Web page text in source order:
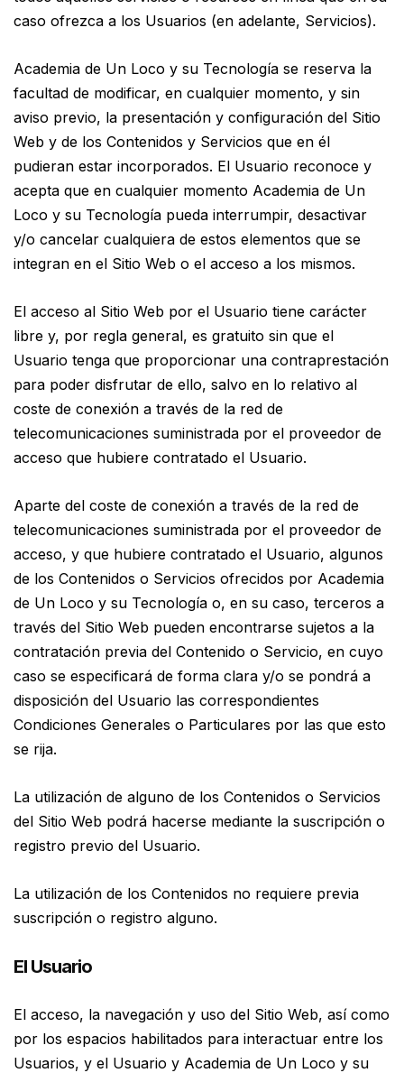
caso ofrezca a los Usuarios (en adelante, Servicios).
Academia de Un Loco y su Tecnología se reserva la
facultad de modificar, en cualquier momento, y sin
aviso previo, la presentación y configuración del Sitio
Web y de los Contenidos y Servicios que en él
pudieran estar incorporados. El Usuario reconoce y
acepta que en cualquier momento Academia de Un
Loco y su Tecnología pueda interrumpir, desactivar
y/o cancelar cualquiera de estos elementos que se
integran en el Sitio Web o el acceso a los mismos.
El acceso al Sitio Web por el Usuario tiene carácter
libre y, por regla general, es gratuito sin que el
Usuario tenga que proporcionar una contraprestación
para poder disfrutar de ello, salvo en lo relativo al
coste de conexión a través de la red de
telecomunicaciones suministrada por el proveedor de
acceso que hubiere contratado el Usuario.
Aparte del coste de conexión a través de la red de
telecomunicaciones suministrada por el proveedor de
acceso, y que hubiere contratado el Usuario, algunos
de los Contenidos o Servicios ofrecidos por Academia
de Un Loco y su Tecnología o, en su caso, terceros a
través del Sitio Web pueden encontrarse sujetos a la
contratación previa del Contenido o Servicio, en cuyo
caso se especificará de forma clara y/o se pondrá a
disposición del Usuario las correspondientes
Condiciones Generales o Particulares por las que esto
se rija.
La utilización de alguno de los Contenidos o Servicios
del Sitio Web podrá hacerse mediante la suscripción o
registro previo del Usuario.
La utilización de los Contenidos no requiere previa
suscripción o registro alguno.
El Usuario
El acceso, la navegación y uso del Sitio Web, así como
por los espacios habilitados para interactuar entre los
Usuarios, y el Usuario y Academia de Un Loco y su